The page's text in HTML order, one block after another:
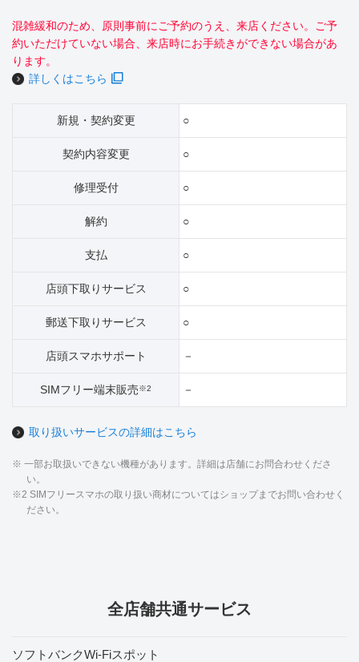
混雑緩和のため、原則事前にご予約のうえ、来店ください。ご予
約いただけていない場合、来店時にお手続きができない場合があ
ります。
詳しくはこちら
新規・契約変更 ○
契約内容変更 ○
修理受付 ○
解約 ○
支払 ○
店頭下取りサービス ○
郵送下取りサービス ○
店頭スマホサポート －
SIMフリー端末販売※2 －
取り扱いサービスの詳細はこちら
※ 一部お取扱いできない機種があります。詳細は店舗にお問合わせくださ
い。
※2 SIMフリースマホの取り扱い商材についてはショップまでお問い合わせく
ださい。
全店舗共通サービス
ソフトバンクWi-Fiスポット